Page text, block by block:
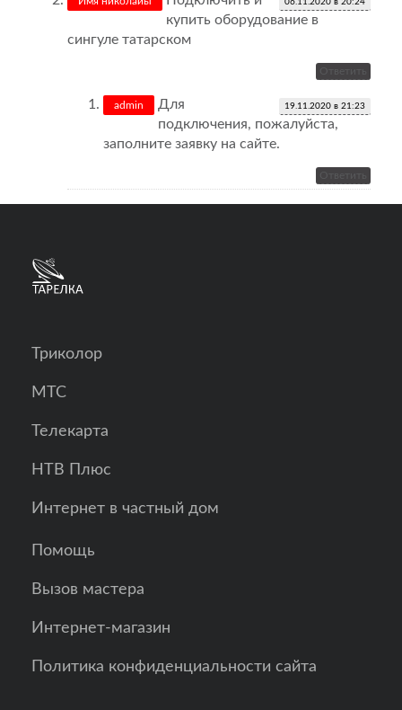
06.11.2020 в 20:24
купить оборудование в
сингуле татарском
Ответить
admin 19.11.2020 в 21:23
Для
подключения, пожалуйста,
заполните заявку на сайте.
Ответить
Триколор
МТС
Телекарта
НТВ Плюс
Интернет в частный дом
Помощь
Вызов мастера
Интернет-магазин
Политика конфиденциальности сайта